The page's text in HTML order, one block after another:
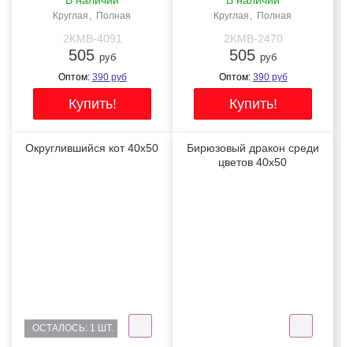
Круглая Полная
2KMB-4091
505 руб
Оптом: 390руб
Круглая Полная
2KMB-2470
505 руб
Оптом: 390руб
Округлившийся кот 40x50
ОСТАЛОСЬ: 1 ШТ.
Бирюзовый дракон среди
цветов 40x50